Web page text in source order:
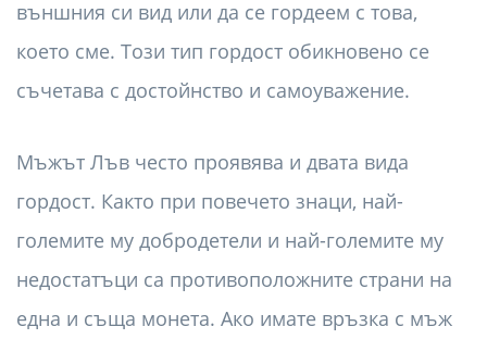
външния си вид или да се гордеем с това,
което сме. Този тип гордост обикновено се
съчетава с достойнство и самоуважение.
Мъжът Лъв често проявява и двата вида
гордост. Както при повечето знаци, най-
големите му добродетели и най-големите му
недостатъци са противоположните страни на
една и съща монета. Ако имате връзка с мъж